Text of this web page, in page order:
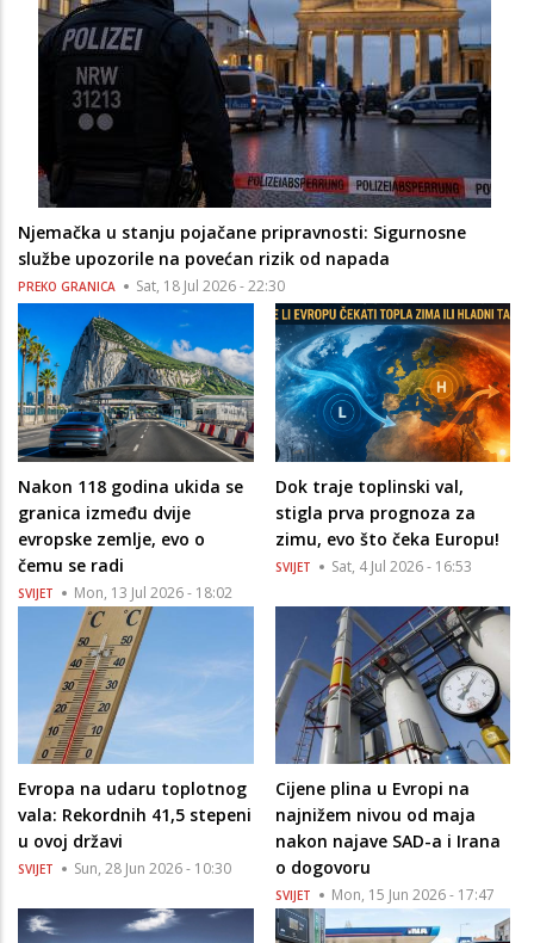
Njemačka u stanju pojačane pripravnosti: Sigurnosne
službe upozorile na povećan rizik od napada
PREKO GRANICA Sat, 18 Jul 2026 - 22:30
Nakon 118 godina ukida se
granica između dvije
evropske zemlje, evo o
čemu se radi
SVIJET Mon, 13 Jul 2026 - 18:02
Dok traje toplinski val,
stigla prva prognoza za
zimu, evo što čeka Europu!
SVIJET Sat, 4 Jul 2026 - 16:53
Evropa na udaru toplotnog
vala: Rekordnih 41,5 stepeni
u ovoj državi
SVIJET Sun, 28 Jun 2026 - 10:30
Cijene plina u Evropi na
najnižem nivou od maja
nakon najave SAD-a i Irana
o dogovoru
SVIJET Mon, 15 Jun 2026 - 17:47